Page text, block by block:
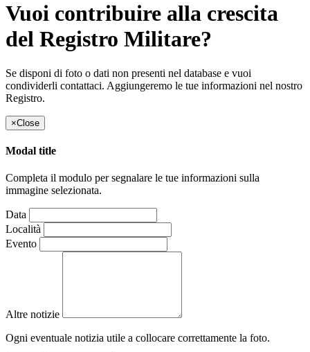
Vuoi contribuire alla crescita
del Registro Militare?
Se disponi di foto o dati non presenti nel database e vuoi
condividerli contattaci. Aggiungeremo le tue informazioni nel nostro
Registro.
×Close
Modal title
Completa il modulo per segnalare le tue informazioni sulla
immagine selezionata.
Data
Località
Evento
Altre notizie
Ogni eventuale notizia utile a collocare correttamente la foto.